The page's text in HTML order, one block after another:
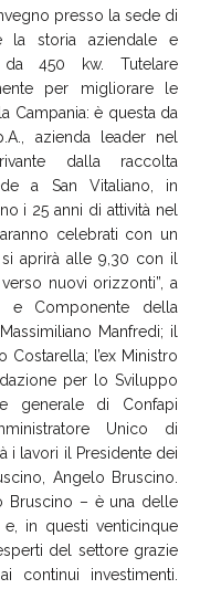
presso la sede di
la storia aziendale e
da 450 kw. Tutelare
per migliorare le
Campania: è questa da
azienda leader nel
dalla raccolta
a San Vitaliano, in
i 25 anni di attività nel
celebrati con un
aprirà alle 9,30 con il
nuovi orizzonti”, a
e Componente della
Manfredi; il
Costarella; l’ex Ministro
per lo Sviluppo
generale di Confapi
Unico di
i lavori il Presidente dei
Angelo Bruscino.
Bruscino – è una delle
in questi venticinque
del settore grazie
continui investimenti.